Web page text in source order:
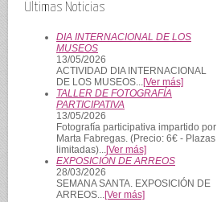
Últimas Noticias
DIA INTERNACIONAL DE LOS
MUSEOS
13/05/2026
ACTIVIDAD DIA INTERNACIONAL
DE LOS MUSEOS...[Ver más]
TALLER DE FOTOGRAFÍA
PARTICIPATIVA
13/05/2026
Fotografía participativa impartido por
Marta Fabregas. (Precio: 6€ - Plazas
limitadas)...[Ver más]
EXPOSICIÓN DE ARREOS
28/03/2026
SEMANA SANTA. EXPOSICIÓN DE
ARREOS...[Ver más]